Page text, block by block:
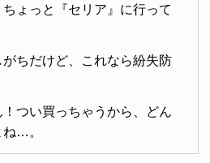
ちょっと『セリア』に行って
がちだけど、これなら紛失防
！つい買っちゃうから、どん
…。